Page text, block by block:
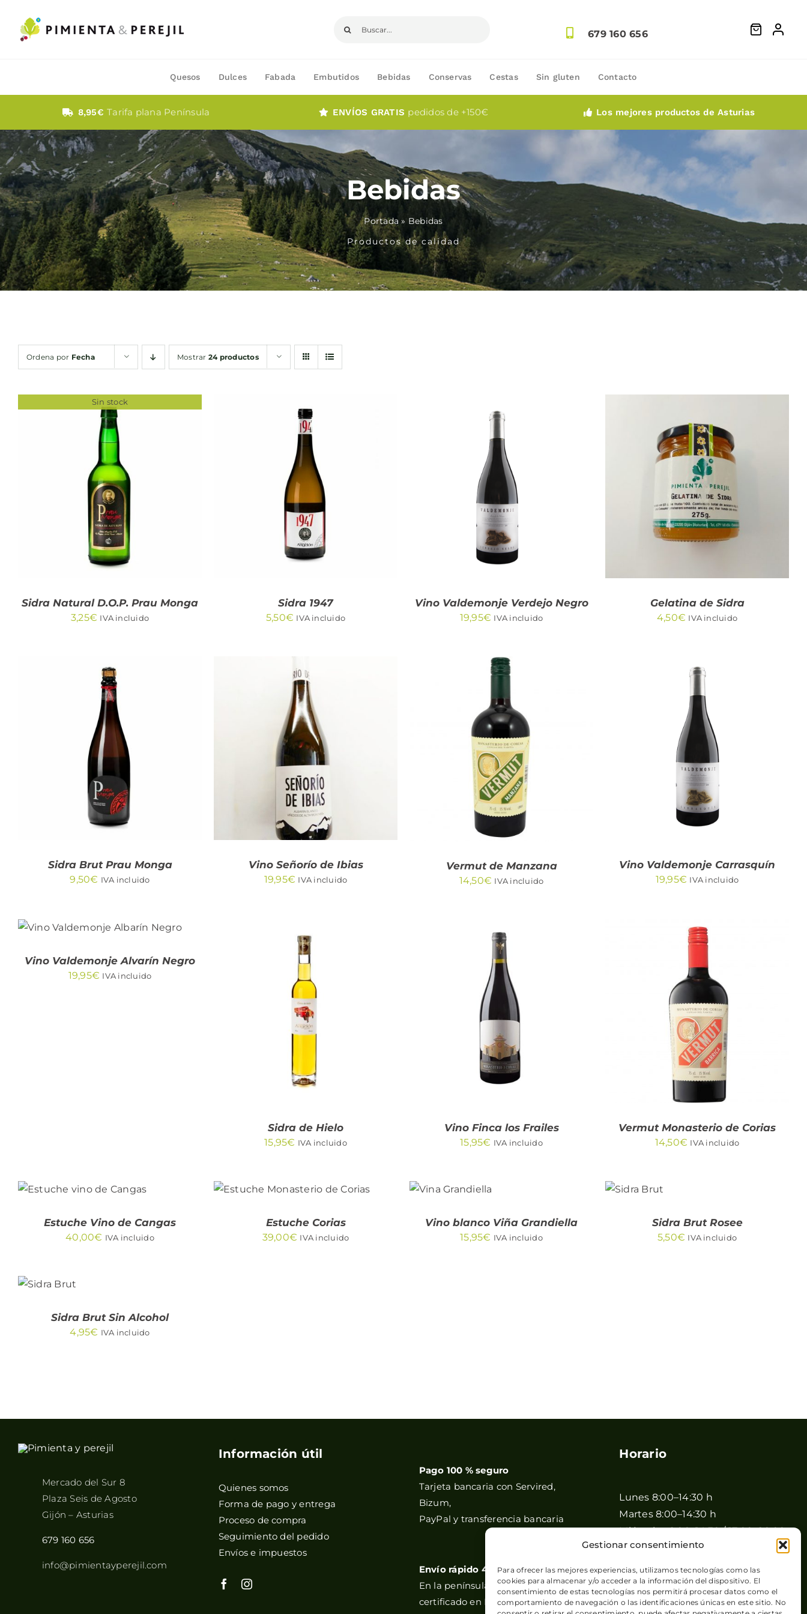
Gestionar consentimiento
Para ofrecer las mejores experiencias, utilizamos tecnologías como las
cookies para almacenar y/o acceder a la información del dispositivo. El
consentimiento de estas tecnologías nos permitirá procesar datos como el
comportamiento de navegación o las identificaciones únicas en este sitio. No
contenido
679 160 656
Quesos Dulces Fabada Embutidos Bebidas Conservas Cestas Sin gluten Contacto
8,95€Tarifa plana Península ENVÍOS GRATIS pedidos de +150€ Los mejores productos de Asturias
Bebidas
Portada » Bebidas
Productos de calidad
Ordena por Fecha Mostrar 24 productos
Sin stock
QUICK VIEW
Sidra Natural D.O.P. Prau Monga
3,25€ IVA incluido
AÑADIR AL CARRITO
QUICK VIEW
Sidra 1947
5,50€ IVA incluido
AÑADIR AL CARRITO
QUICK VIEW
Vino Valdemonje Verdejo Negro
19,95€ IVA incluido
AÑADIR AL CARRITO
QUICK VIEW
Gelatina de Sidra
4,50€ IVA incluido
AÑADIR AL CARRITO
QUICK VIEW
Sidra Brut Prau Monga
9,50€ IVA incluido
AÑADIR AL CARRITO
QUICK VIEW
Vino Señorío de Ibias
19,95€ IVA incluido
AÑADIR AL CARRITO
QUICK VIEW
Vermut de Manzana
14,50€ IVA incluido
AÑADIR AL CARRITO
QUICK VIEW
Vino Valdemonje Carrasquín
19,95€ IVA incluido
AÑADIR AL CARRITO
/
QUICK VIEW
Vino Valdemonje Alvarín Negro
19,95€ IVA incluido
AÑADIR AL CARRITO
QUICK VIEW
Sidra de Hielo
15,95€ IVA incluido
AÑADIR AL CARRITO
QUICK VIEW
Vino Finca los Frailes
15,95€ IVA incluido
AÑADIR AL CARRITO
QUICK VIEW
Vermut Monasterio de Corias
14,50€ IVA incluido
CARRITO
/
Estuche Vino de Cangas
40,00€ IVA incluido
AÑADIR AL CARRITO
Estuche Corias
39,00€ IVA incluido
CARRITO
VIEW
Vino blanco Viña Grandiella
15,95€ IVA incluido
CARRITO
Sidra Brut Rosee
5,50€ IVA incluido
CARRITO
VIEW
Sidra Brut Sin Alcohol
4,95€ IVA incluido
Mercado del Sur 8
Plaza Seis de Agosto
Gijón – Asturias
679 160 656
info@pimientayperejil.com
Información útil
Quienes somos
Forma de pago y entrega
Proceso de compra
Seguimiento del pedido
Envíos e impuestos
Pago 100 % seguro
Tarjeta bancaria con Servired,
Bizum,
PayPal y transferencia bancaria
Envío rápido 48h
En la península, y correos
certificado en Baleares y Canarias
Horario
Lunes 8:00–14:30 h
Martes 8:00–14:30 h
Miércoles 8:00–14:30 / 17:00–20:00
h
Jueves 8:00–14:30 / 17:00–20:00 h
Viernes 8:00–14:30 / 17:00–20:00 h
Sábado 8:00–15:00 h